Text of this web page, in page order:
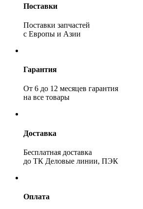
Поставки
Поставки запчастей
с Европы и Азии
Гарантия
От 6 до 12 месяцев гарантия
на все товары
Доставка
Бесплатная доставка
до ТК Деловые линии, ПЭК
Оплата